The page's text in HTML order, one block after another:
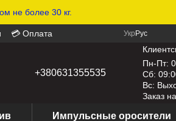
не более 30 кг.
💳 Оплата
Укр Рус
+380631355535
Пн-Пт:
Сб:
Вс:
Заказ
Импульсные оросители